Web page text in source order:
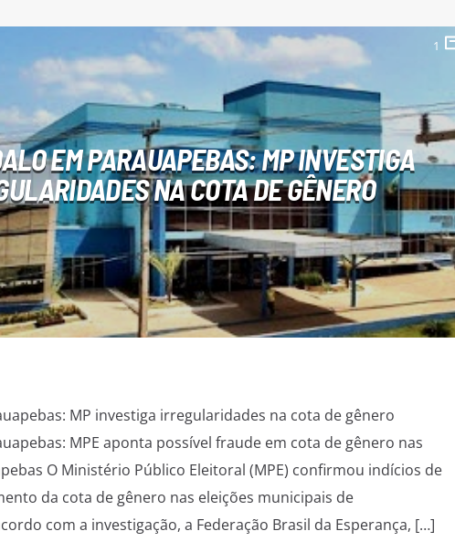
1
EM PARAUAPEBAS: MP INVESTIGA
NA COTA DE GÊNERO
MP investiga irregularidades na cota de gênero
MPE aponta possível fraude em cota de gênero nas
O Ministério Público Eleitoral (MPE) confirmou indícios de
da cota de gênero nas eleições municipais de
com a investigação, a Federação Brasil da Esperança, […]